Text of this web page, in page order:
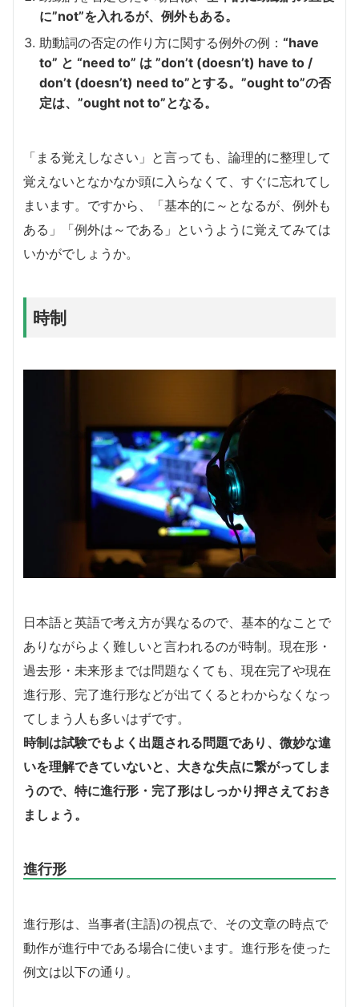
に”not”を入れるが、例外もある。
助動詞の否定の作り方に関する例外の例： “have
to” と “need to” は ”don’t (doesn’t) have to /
don’t (doesn’t) need to”とする。”ought to”の否
定は、”ought not to”となる。
「まる覚えしなさい」と言っても、論理的に整理して
覚えないとなかなか頭に入らなくて、すぐに忘れてし
まいます。ですから、「基本的に～となるが、例外も
ある」「例外は～である」というように覚えてみては
いかがでしょうか。
時制
日本語と英語で考え方が異なるので、基本的なことで
ありながらよく難しいと言われるのが時制。現在形・
過去形・未来形までは問題なくても、現在完了や現在
進行形、完了進行形などが出てくるとわからなくなっ
てしまう人も多いはずです。
時制は試験でもよく出題される問題であり、微妙な違
いを理解できていないと、大きな失点に繋がってしま
うので、特に進行形・完了形はしっかり押さえておき
ましょう。
進行形
進行形は、当事者(主語)の視点で、その文章の時点で
動作が進行中である場合に使います。進行形を使った
例文は以下の通り。